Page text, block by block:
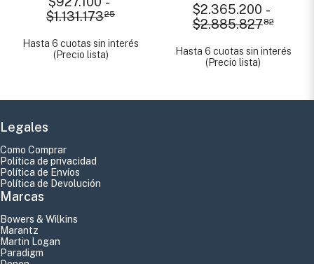
$1.131.17325
Hasta 6 cuotas sin interés
(Precio lista)
$2.365.200 -
$2.885.82782
Hasta 6 cuotas sin interés
(Precio lista)
Legales
Como Comprar
Política de privacidad
Política de Envíos
Política de Devolución
Marcas
Bowers & Wilkins
Marantz
Martin Logan
Paradigm